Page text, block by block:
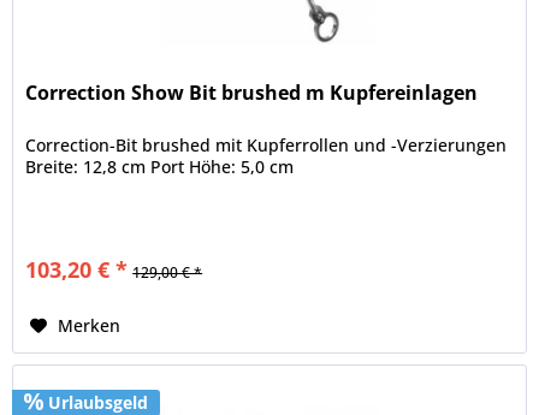
Correction Show Bit brushed m Kupfereinlagen
Correction-Bit brushed mit Kupferrollen und -Verzierungen
Breite: 12,8 cm Port Höhe: 5,0 cm
103,20 € * 129,00 € *
Merken
Urlaubsgeld